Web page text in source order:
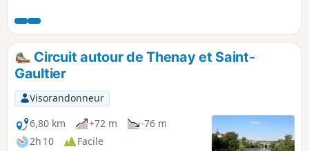
hauteurs offrent ensuite de beaux points de vue sur la
campagne environnante pour atteindre les Chézeaux. Le
retour en partie par la Voie Verte permet d'enjamber la
Creuse et d'avoir de magnifiques panoramas.
Circuit autour de Thenay et Saint-
Gaultier
Visorandonneur
6,80 km
+72 m
-76 m
2h 10
Facile